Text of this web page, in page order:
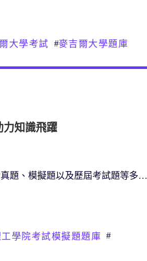
大學考試 #麥吉爾大學題庫
力知識飛躍
題、模擬題以及歷屆考試題等多…
學院考試模擬題題庫 #